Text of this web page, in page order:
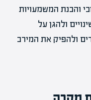
והבנת המשמעויות
ולהגן על
ולהפיק את המירב